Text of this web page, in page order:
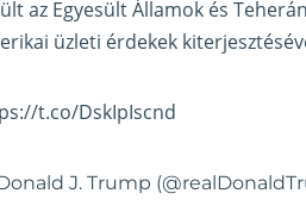
az Egyesült Államok és
üzleti érdekek
t.co/DskIpIscnd
J. Trump